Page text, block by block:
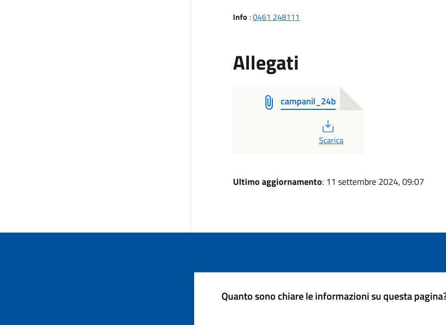
Info :0461 248111
Allegati
campanil_24b
PDF
Scarica
Ultimo aggiornamento: 11 settembre 2024, 09:07
Quanto sono chiare le informazioni su questa